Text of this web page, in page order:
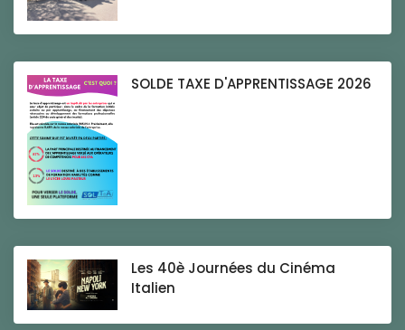
SOLDE TAXE D'APPRENTISSAGE 2026
Les 40è Journées du Cinéma
Italien